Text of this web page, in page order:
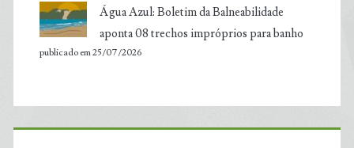
Água Azul: Boletim da Balneabilidade
aponta 08 trechos impróprios para banho
publicado em 25/07/2026